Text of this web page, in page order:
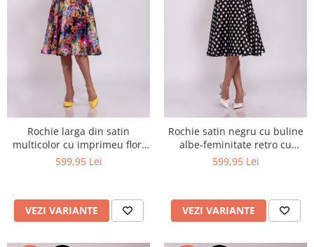
Rochie larga din satin
multicolor cu imprimeu flori
abstracte
599,95 Lei
VEZI VARIANTE
Rochie satin negru cu buline
albe-feminitate retro cu
atitudine
599,95 Lei
VEZI VARIANTE